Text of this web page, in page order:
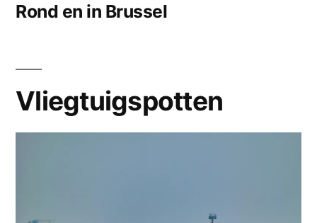
Rond en in Brussel
Vliegtuigspotten